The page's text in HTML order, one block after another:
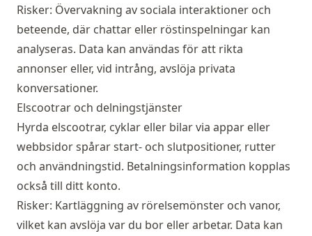
Risker: Övervakning av sociala interaktioner och
beteende, där chattar eller röstinspelningar kan
analyseras. Data kan användas för att rikta
annonser eller, vid intrång, avslöja privata
konversationer.
Elscootrar och delningstjänster
Hyrda elscootrar, cyklar eller bilar via appar eller
webbsidor spårar start- och slutpositioner, rutter
och användningstid. Betalningsinformation kopplas
också till ditt konto.
Risker: Kartläggning av rörelsemönster och vanor,
vilket kan avslöja var du bor eller arbetar. Data kan